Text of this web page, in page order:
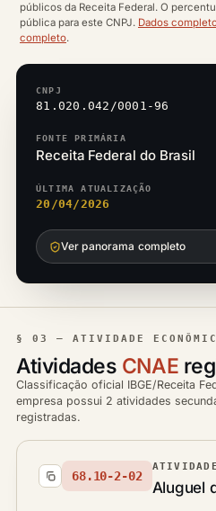
públicos da Receita Federal. O
pública para este CNPJ. Dados
completo.
CNPJ
81.020.042/0001-96
FONTE PRIMÁRIA
Receita Federal do Brasil
ÚLTIMA ATUALIZAÇÃO
20/04/2026
Ver panorama completo
§ 03 — ATIVIDADE
Atividades CNAE
Classificação oficial IBGE/Receita
empresa possui 2 atividades
registradas.
68.10-2-02
Aluguel